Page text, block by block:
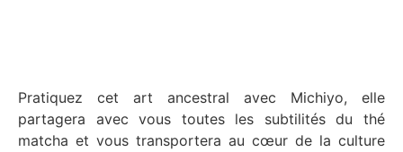
Pratiquez cet art ancestral avec Michiyo, elle
partagera avec vous toutes les subtilités du thé
matcha et vous transportera au cœur de la culture